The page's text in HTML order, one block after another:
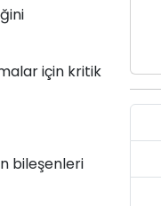
için kritik
bileşenleri